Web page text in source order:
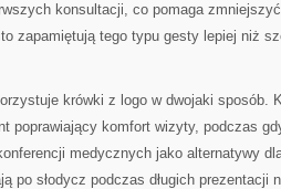
konsultacji, co pomaga
zapamiętują tego typu gesty lepiej niż
krówki z logo w dwojaki sposób.
poprawiający komfort wizyty, podczas
medycznych jako alternatywy
po słodycz podczas długich prezentacji